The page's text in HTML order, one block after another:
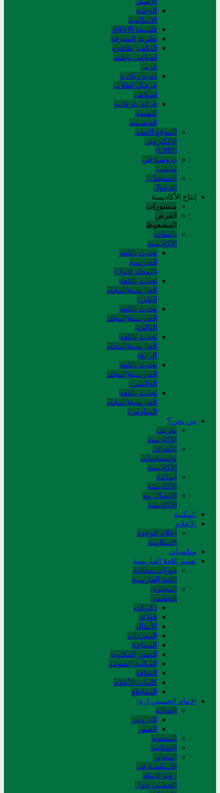
الوحدة
الاسلامیة
فلسفة الاخلاق
نظریة المعرفة
التکفیر ظاهره
اسلامی باطنه
غربی
دوره زبان و
فرهنگ انقلاب
اسلامی
قرائة عرفانیة
للنهضة
الحسینیة
الموقع التعلم
الإلکتروني
(LMS)
دروسنا في
يوتيوب
التسجيل /
الدخول
إنتاج الأكاديمية
منشورات
القرص
المضغوط
تألیفات
الآکادیمیة
تحدث باللغة
الفارسية
(المجلد الاول)
تحدث باللغة
الفارسية(المجلد
الثاني)
تحدث باللغة
الفارسية(المجلد
الثالث)
تحدث باللغة
الفارسية(المجلد
الرابع)
تحدث باللغة
الفارسية(المجلد
الخامس)
تحدث باللغة
الفارسية(المجلد
السادس)
من نحن؟
تعريف
الأكاديمية
الأهداف
والسياسات
الأكاديمية
أساتذة
الأكاديمية
الاتصال مع
الأكاديمية
المکتبة
الأعلام
أعلام الوحدة
الاسلامية
مناسبات
تعلیم اللغة الفارسیة
دورات محادثة
اللغة الفارسیة
المحتوی
التعلیمی
ذکریات
قواعد
الأمثال
المفردات
السیاحة
الصور المکتوبة
المکتبة الصوتیة
الثقافة
کلمات الأعلام
المقاطع
الامام الخميني (ره)
العدالة
الدروس
الصور
المعنوية
العقلانية
المحاور
الأساسیة في
رؤیة الإمام
الخمیني حول